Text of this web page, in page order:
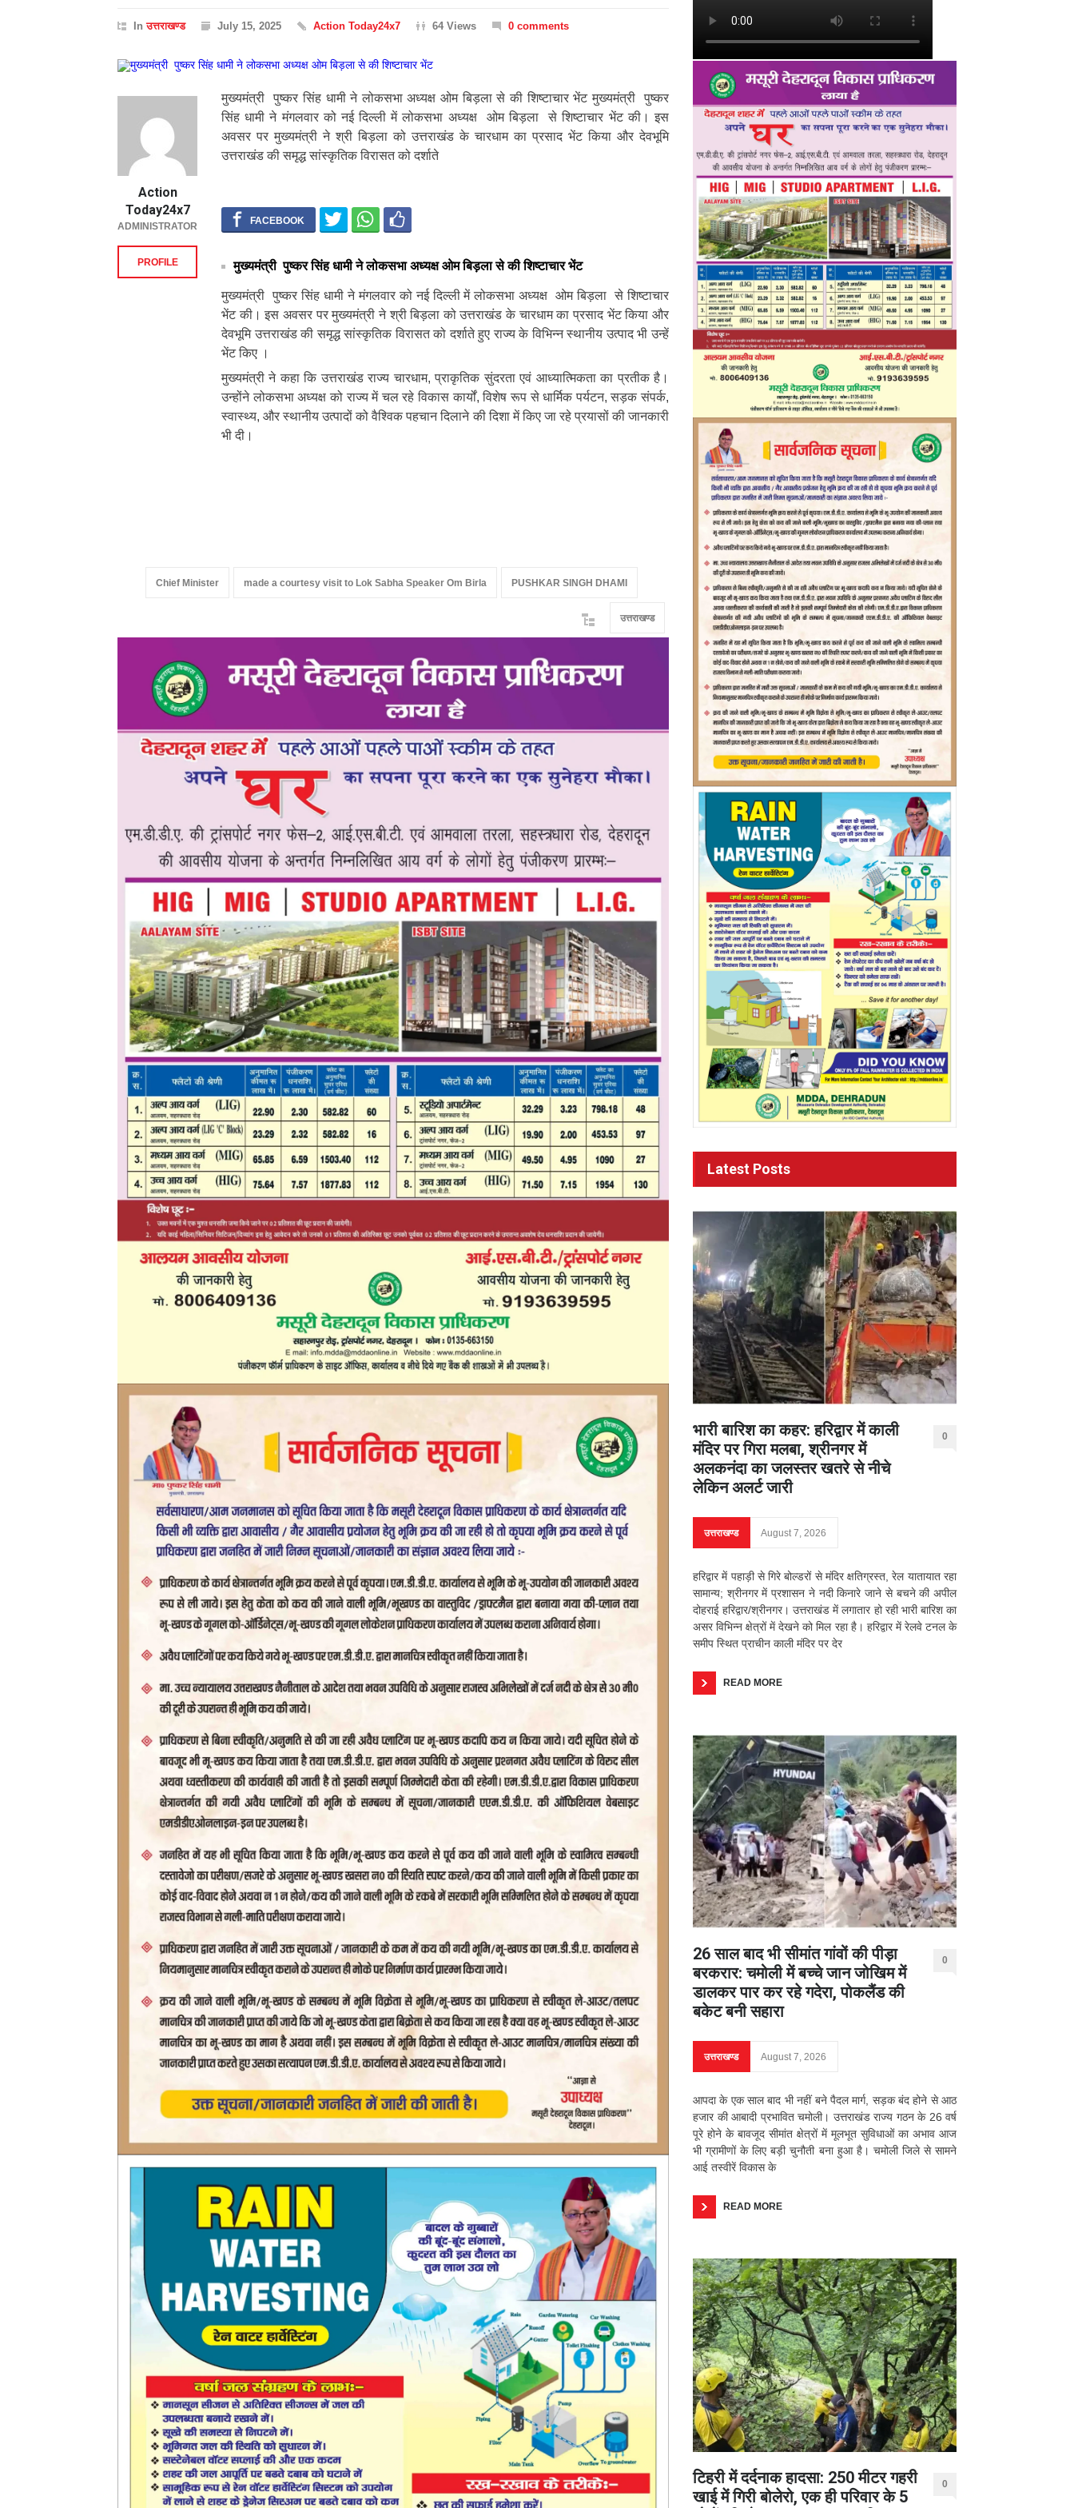
Inउत्तराखण्ड July 15, 2025 Action Today24x7 64 Views 0 comments
मुख्यमंत्री पुष्कर सिंह धामी ने लोकसभा अध्यक्ष ओम बिड़ला से की शिष्टाचार भेंट मुख्यमंत्री पुष्कर
सिंह धामी ने मंगलवार को नई दिल्ली में लोकसभा अध्यक्ष ओम बिड़ला से शिष्टाचार भेंट की। इस
अवसर पर मुख्यमंत्री ने श्री बिड़ला को उत्तराखंड के चारधाम का प्रसाद भेंट किया और देवभूमि
उत्तराखंड की समृद्ध सांस्कृतिक विरासत को दर्शाते
मुख्यमंत्री पुष्कर सिंह धामी ने लोकसभा अध्यक्ष ओम बिड़ला से की शिष्टाचार भेंट
मुख्यमंत्री पुष्कर सिंह धामी ने मंगलवार को नई दिल्ली में लोकसभा अध्यक्ष ओम बिड़ला से शिष्टाचार
भेंट की। इस अवसर पर मुख्यमंत्री ने श्री बिड़ला को उत्तराखंड के चारधाम का प्रसाद भेंट किया और
देवभूमि उत्तराखंड की समृद्ध सांस्कृतिक विरासत को दर्शाते हुए राज्य के विभिन्न स्थानीय उत्पाद भी उन्हें
भेंट किए ।
मुख्यमंत्री ने कहा कि उत्तराखंड राज्य चारधाम, प्राकृतिक सुंदरता एवं आध्यात्मिकता का प्रतीक है।
उन्होंने लोकसभा अध्यक्ष को राज्य में चल रहे विकास कार्यों, विशेष रूप से धार्मिक पर्यटन, सड़क संपर्क,
स्वास्थ्य, और स्थानीय उत्पादों को वैश्विक पहचान दिलाने की दिशा में किए जा रहे प्रयासों की जानकारी
भी दी।
Action
Today24x7
ADMINISTRATOR
PROFILE
Chief Minister made a courtesy visit to Lok Sabha Speaker Om Birla PUSHKAR SINGH DHAMI
उत्तराखण्ड
Latest Posts
भारी बारिश का कहर: हरिद्वार में काली
मंदिर पर गिरा मलबा, श्रीनगर में
अलकनंदा का जलस्तर खतरे से नीचे
लेकिन अलर्ट जारी
0
उत्तराखण्ड August 7, 2026
हरिद्वार में पहाड़ी से गिरे बोल्डरों से मंदिर क्षतिग्रस्त, रेल यातायात रहा
सामान्य; श्रीनगर में प्रशासन ने नदी किनारे जाने से बचने की अपील
दोहराई हरिद्वार/श्रीनगर। उत्तराखंड में लगातार हो रही भारी बारिश का
असर विभिन्न क्षेत्रों में देखने को मिल रहा है। हरिद्वार में रेलवे टनल के
समीप स्थित प्राचीन काली मंदिर पर देर
READ MORE
26 साल बाद भी सीमांत गांवों की पीड़ा
बरकरार: चमोली में बच्चे जान जोखिम में
डालकर पार कर रहे गदेरा, पोकलैंड की
बकेट बनी सहारा
0
उत्तराखण्ड August 7, 2026
आपदा के एक साल बाद भी नहीं बने पैदल मार्ग, सड़क बंद होने से आठ
हजार की आबादी प्रभावित चमोली। उत्तराखंड राज्य गठन के 26 वर्ष
पूरे होने के बावजूद सीमांत क्षेत्रों में मूलभूत सुविधाओं का अभाव आज
भी ग्रामीणों के लिए बड़ी चुनौती बना हुआ है। चमोली जिले से सामने
आई तस्वीरें विकास के
READ MORE
टिहरी में दर्दनाक हादसा: 250 मीटर गहरी
खाई में गिरी बोलेरो, एक ही परिवार के 5
0